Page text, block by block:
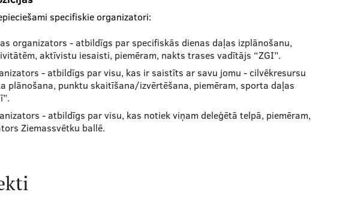
specifiskie organizatori:
organizators - atbildīgs par specifiskās dienas daļas izplānošanu,
aktīvistu iesaisti, piemēram, nakts trases vadītājs “ZGI”.
- atbildīgs par visu, kas ir saistīts ar savu jomu - cilvēkresursu
plānošana, punktu skaitīšana/izvērtēšana, piemēram, sporta daļas
- atbildīgs par visu, kas notiek viņam deleģētā telpā, piemēram,
Ziemassvētku ballē.